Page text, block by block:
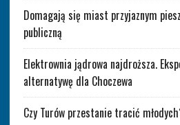
Domagają się miast przyjaznym
publiczną
Elektrownia jądrowa najdroższa.
alternatywę dla Choczewa
Czy Turów przestanie tracić